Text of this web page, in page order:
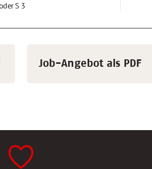
S 3
Job-Angebot als PDF